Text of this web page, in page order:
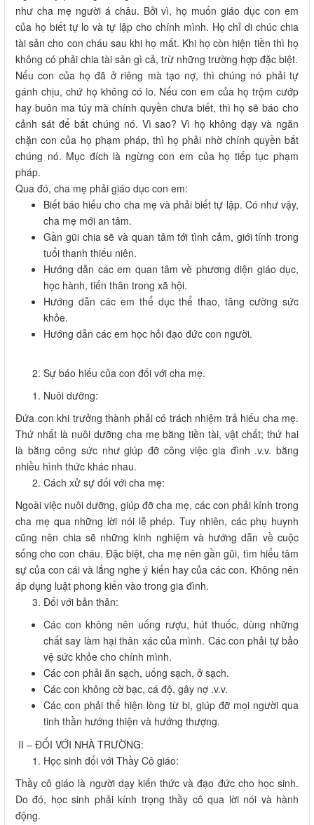
như cha mẹ người á châu. Bởi vì, họ muốn giáo dục con em
của họ biết tự lo và tự lập cho chính mình. Họ chỉ di chúc chia
tài sản cho con cháu sau khi họ mất. Khi họ còn hiện tiền thì họ
không có phải chia tài sản gì cả, trừ những trường hợp đặc biệt.
Nếu con của họ đã ở riêng mà tạo nợ, thì chúng nó phải tự
gánh chịu, chứ họ không có lo. Nếu con em của họ trộm cướp
hay buôn ma túy mà chính quyền chưa biết, thì họ sẽ báo cho
cảnh sát để bắt chúng nó. Vì sao? Vì họ không dạy và ngăn
chặn con của họ phạm pháp, thì họ phải nhờ chính quyền bắt
chúng nó. Mục đích là ngừng con em của họ tiếp tục phạm
pháp.
Qua đó, cha mẹ phải giáo dục con em:
Biết báo hiếu cho cha mẹ và phải biết tự lập. Có như vậy,
cha mẹ mới an tâm.
Gần gũi chia sẽ và quan tâm tới tình cảm, giới tính trong
tuổi thanh thiếu niên.
Hướng dẫn các em quan tâm về phương diện giáo dục,
học hành, tiến thân trong xã hội.
Hướng dẫn các em thể dục thể thao, tăng cường sức
khỏe.
Hướng dẫn các em học hỏi đạo đức con người.
Sự báo hiếu của con đối với cha mẹ.
Nuôi dưỡng:
Đứa con khi trưởng thành phải có trách nhiệm trả hiếu cha mẹ.
Thứ nhất là nuôi dưỡng cha mẹ bằng tiền tài, vật chất; thứ hai
là bằng công sức như giúp đỡ công việc gia đình .v.v. bằng
nhiều hình thức khác nhau.
Cách xử sự đối với cha mẹ:
Ngoài việc nuôi dưỡng, giúp đỡ cha mẹ, các con phải kính trọng
cha mẹ qua những lời nói lễ phép. Tuy nhiên, các phụ huynh
cũng nên chia sẽ những kinh nghiệm và hướng dẫn về cuộc
sống cho con cháu. Đặc biệt, cha mẹ nên gần gũi, tìm hiểu tâm
sự của con cái và lắng nghe ý kiến hay của các con. Không nên
áp dụng luật phong kiến vào trong gia đình.
Đối với bản thân:
Các con không nên uống rượu, hút thuốc, dùng những
chất say làm hại thân xác của mình. Các con phải tự bảo
vệ sức khỏe cho chính mình.
Các con phải ăn sạch, uống sạch, ở sạch.
Các con không cờ bạc, cá độ, gây nợ .v.v.
Các con phải thể hiện lòng từ bi, giúp đỡ mọi người qua
tinh thần hướng thiện và hướng thượng.
II – ĐỐI VỚI NHÀ TRƯỜNG:
Học sinh đối với Thầy Cô giáo:
Thầy cô giáo là người dạy kiến thức và đạo đức cho học sinh.
Do đó, học sinh phải kính trọng thầy cô qua lời nói và hành
động.